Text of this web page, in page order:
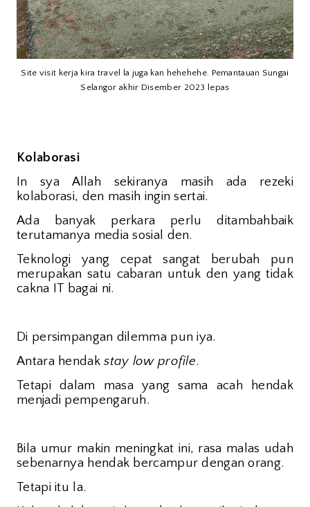
Site visit kerja kira travel la juga kan hehehehe. Pemantauan Sungai
Selangor akhir Disember 2023 lepas
Kolaborasi
In sya Allah sekiranya masih ada rezeki
kolaborasi, den masih ingin sertai.
Ada banyak perkara perlu ditambahbaik
terutamanya media sosial den.
Teknologi yang cepat sangat berubah pun
merupakan satu cabaran untuk den yang tidak
cakna IT bagai ni.
Di persimpangan dilemma pun iya.
Antara hendakstay low profile.
Tetapi dalam masa yang sama acah hendak
menjadi pempengaruh.
Bila umur makin meningkat ini, rasa malas udah
sebenarnya hendak bercampur dengan orang.
Tetapi itu la.